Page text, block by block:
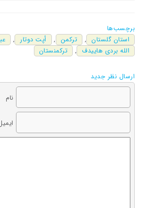
برچسب‌ها
استان گلستان , ترکمن , أپت دوتار ,
الله بردی هاییدف , تركمنستان
ارسال نظر جدید
نام